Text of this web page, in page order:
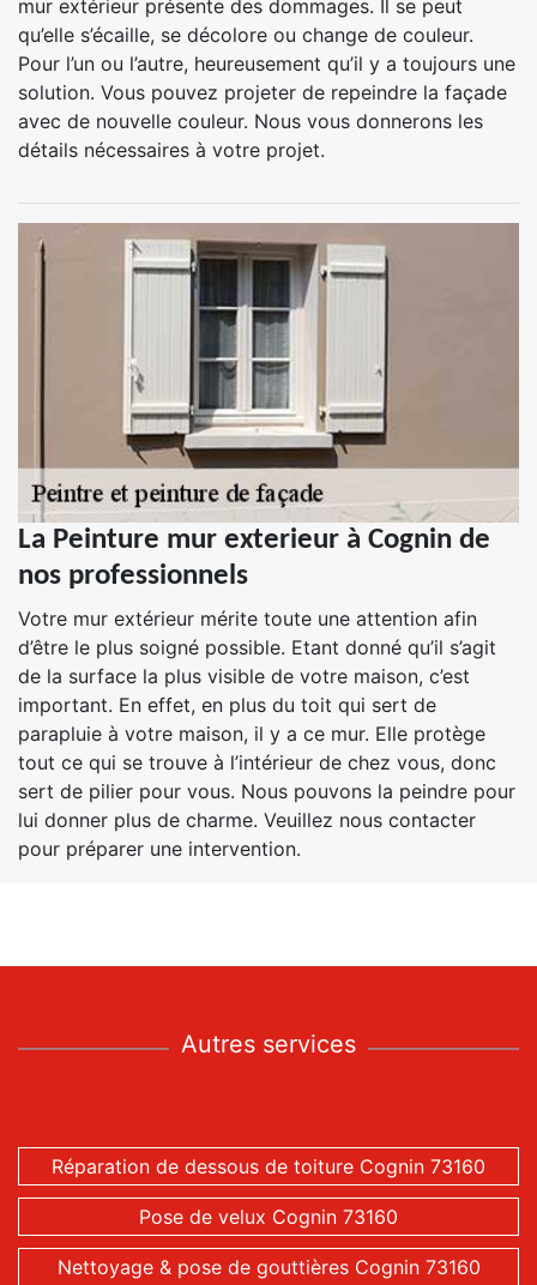
mur extérieur présente des dommages. Il se peut
qu’elle s’écaille, se décolore ou change de couleur.
Pour l’un ou l’autre, heureusement qu’il y a toujours une
solution. Vous pouvez projeter de repeindre la façade
avec de nouvelle couleur. Nous vous donnerons les
détails nécessaires à votre projet.
La Peinture mur exterieur à Cognin de
nos professionnels
Votre mur extérieur mérite toute une attention afin
d’être le plus soigné possible. Etant donné qu’il s’agit
de la surface la plus visible de votre maison, c’est
important. En effet, en plus du toit qui sert de
parapluie à votre maison, il y a ce mur. Elle protège
tout ce qui se trouve à l’intérieur de chez vous, donc
sert de pilier pour vous. Nous pouvons la peindre pour
lui donner plus de charme. Veuillez nous contacter
pour préparer une intervention.
Autres services
Réparation de dessous de toiture Cognin 73160
Pose de velux Cognin 73160
Nettoyage & pose de gouttières Cognin 73160